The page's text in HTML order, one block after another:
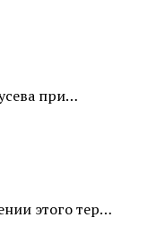
при…
этого тер…